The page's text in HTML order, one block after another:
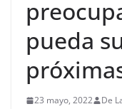
pueda
23 mayo, 2022 De